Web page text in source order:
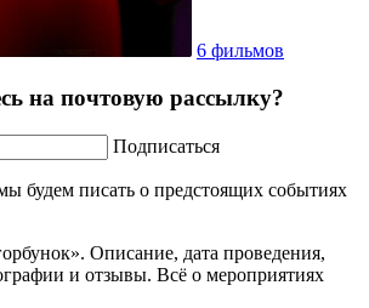
6 фильмов
на почтовую рассылку?
Подписаться
будем писать о предстоящих событиях
Описание, дата проведения,
и отзывы. Всё о мероприятиях